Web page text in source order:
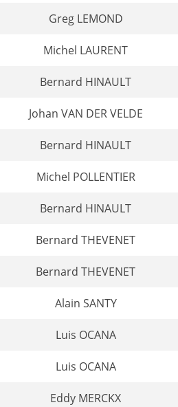
Greg LEMOND
Michel LAURENT
Bernard HINAULT
Johan VAN DER VELDE
Bernard HINAULT
Michel POLLENTIER
Bernard HINAULT
Bernard THEVENET
Bernard THEVENET
Alain SANTY
Luis OCANA
Luis OCANA
Eddy MERCKX